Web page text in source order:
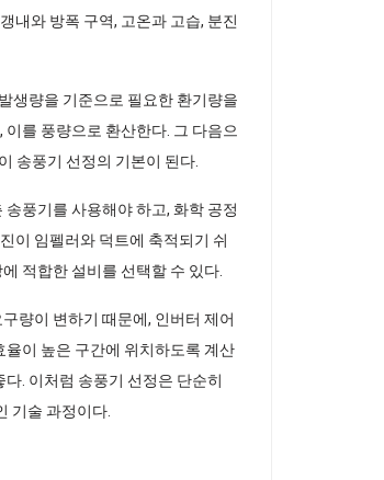
내와 방폭 구역, 고온과 고습, 분진
생량을 기준으로 필요한 환기량을
를 풍량으로 환산한다. 그 다음으
송풍기 선정의 기본이 된다.
풍기를 사용해야 하고, 화학 공정
이 임펠러와 덕트에 축적되기 쉬
적합한 설비를 선택할 수 있다.
량이 변하기 때문에, 인버터 제어
이 높은 구간에 위치하도록 계산
. 이처럼 송풍기 선정은 단순히
기술 과정이다.